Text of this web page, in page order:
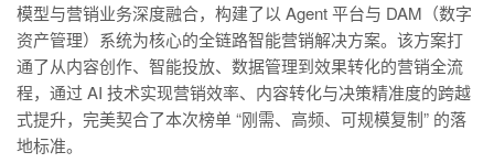
模型与营销业务深度融合，构建了以 Agent 平台与 DAM（数字
资产管理）系统为核心的全链路智能营销解决方案。该方案打
通了从内容创作、智能投放、数据管理到效果转化的营销全流
程，通过 AI 技术实现营销效率、内容转化与决策精准度的跨越
式提升，完美契合了本次榜单 “刚需、高频、可规模复制” 的落
地标准。